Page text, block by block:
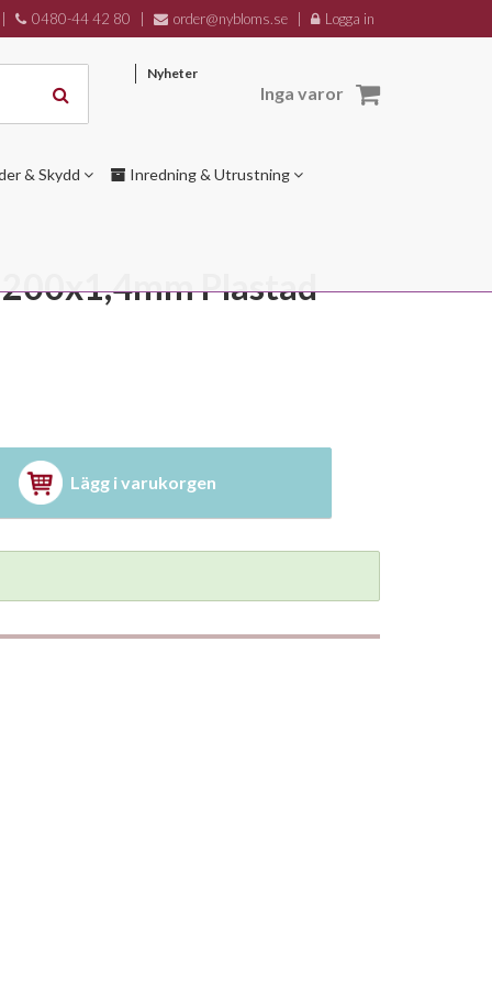
Plastad
Lägg i varukorgen
0480-44 42 80 order@nybloms.se Logga in
Nyheter
Inga varor
& Skydd Inredning & Utrustning